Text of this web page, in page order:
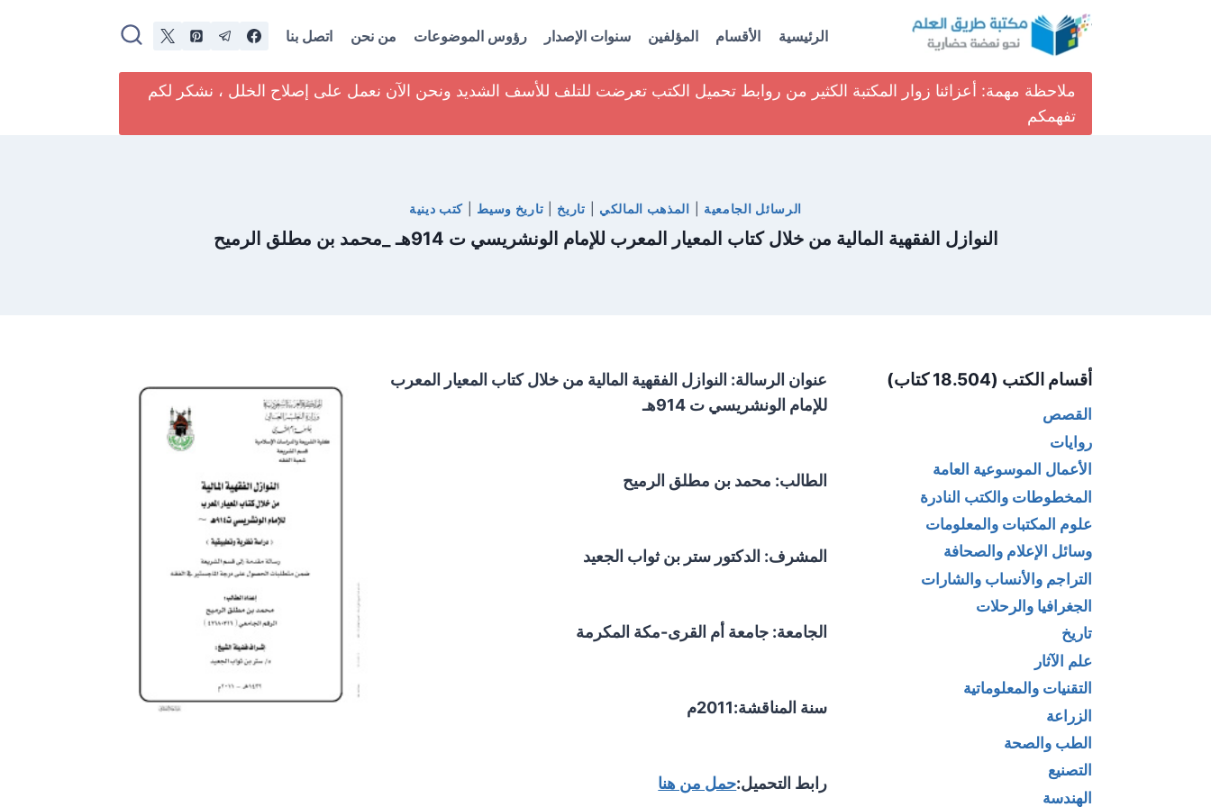
الرئيسية الأقسام المؤلفين سنوات الإصدار رؤوس الموضوعات من نحن اتصل بنا
ملاحظة مهمة: أعزائنا زوار المكتبة الكثير من روابط تحميل الكتب تعرضت للتلف للأسف الشديد ونحن الآن نعمل على إصلاح الخلل ، نشكر لكم
تفهمكم
الرسائل الجامعية المذهب المالكي تاريخ تاريخ وسيط كتب دينية
النوازل الفقهية المالية من خلال كتاب المعيار المعرب للإمام الونشريسي ت 914هـ _محمد بن مطلق الرميح
عنوان الرسالة: النوازل الفقهية المالية من خلال كتاب المعيار المعرب
للإمام الونشريسي ت 914هـ
الطالب: محمد بن مطلق الرميح
المشرف: الدكتور ستر بن ثواب الجعيد
الجامعة: جامعة أم القرى-مكة المكرمة
سنة المناقشة:2011م
رابط التحميل:حمل من هنا
أقسام الكتب (18.504 كتاب)
القصص
روايات
الأعمال الموسوعية العامة
المخطوطات والكتب النادرة
علوم المكتبات والمعلومات
وسائل الإعلام والصحافة
التراجم والأنساب والشارات
الجغرافيا والرحلات
تاريخ
علم الآثار
التقنيات والمعلوماتية
الزراعة
الطب والصحة
التصنيع
الهندسة